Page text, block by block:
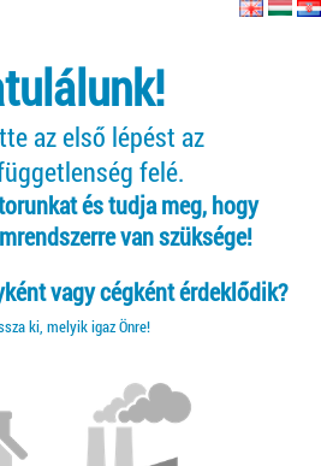
az első lépést az
felé.
és tudja meg, hogy
van szüksége!
vagy cégként érdeklődik?
ki, melyik igaz Önre!